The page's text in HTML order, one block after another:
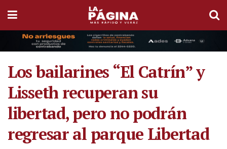
Los bailarines “El Catrín” y
Lisseth recuperan su
libertad, pero no podrán
regresar al parque Libertad